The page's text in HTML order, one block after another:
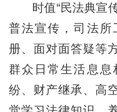
时值“民法典宣传
普法宣传，司法所
册、面对面答疑等
群众日常生活息息
纷、财产继承、高